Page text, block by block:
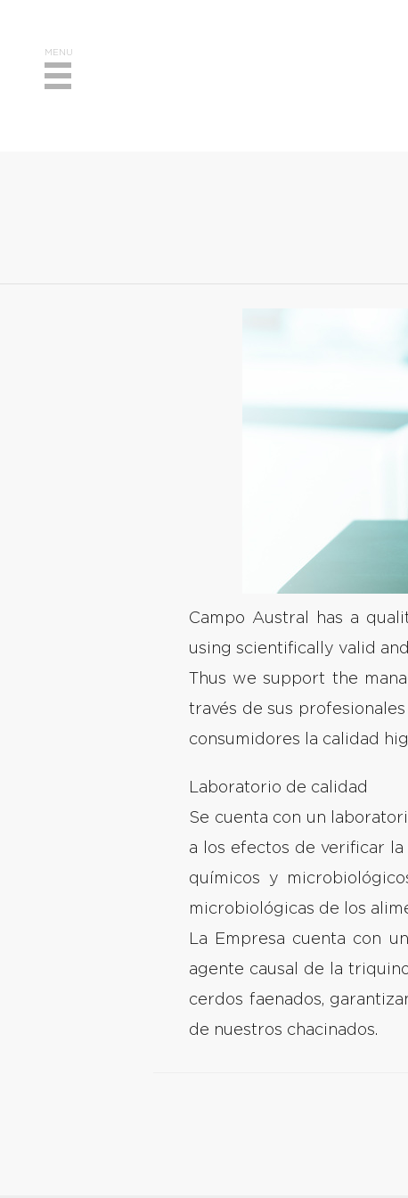
Campo Austral has a
using scientifically valid
Thus we support the
través de sus
consumidores la calidad
Laboratorio de calidad
Se cuenta con un
a los efectos de verificar
químicos y
microbiológicas de los
La Empresa cuenta con
agente causal de la
cerdos faenados,
de nuestros chacinados.